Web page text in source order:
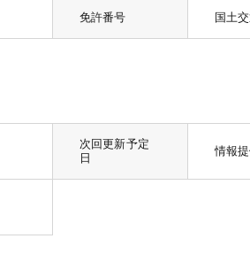
免許番号 国土
次回更新予定
日
情報